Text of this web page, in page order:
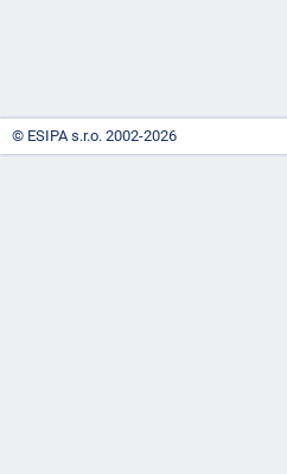
© ESIPA s.r.o. 2002-2026